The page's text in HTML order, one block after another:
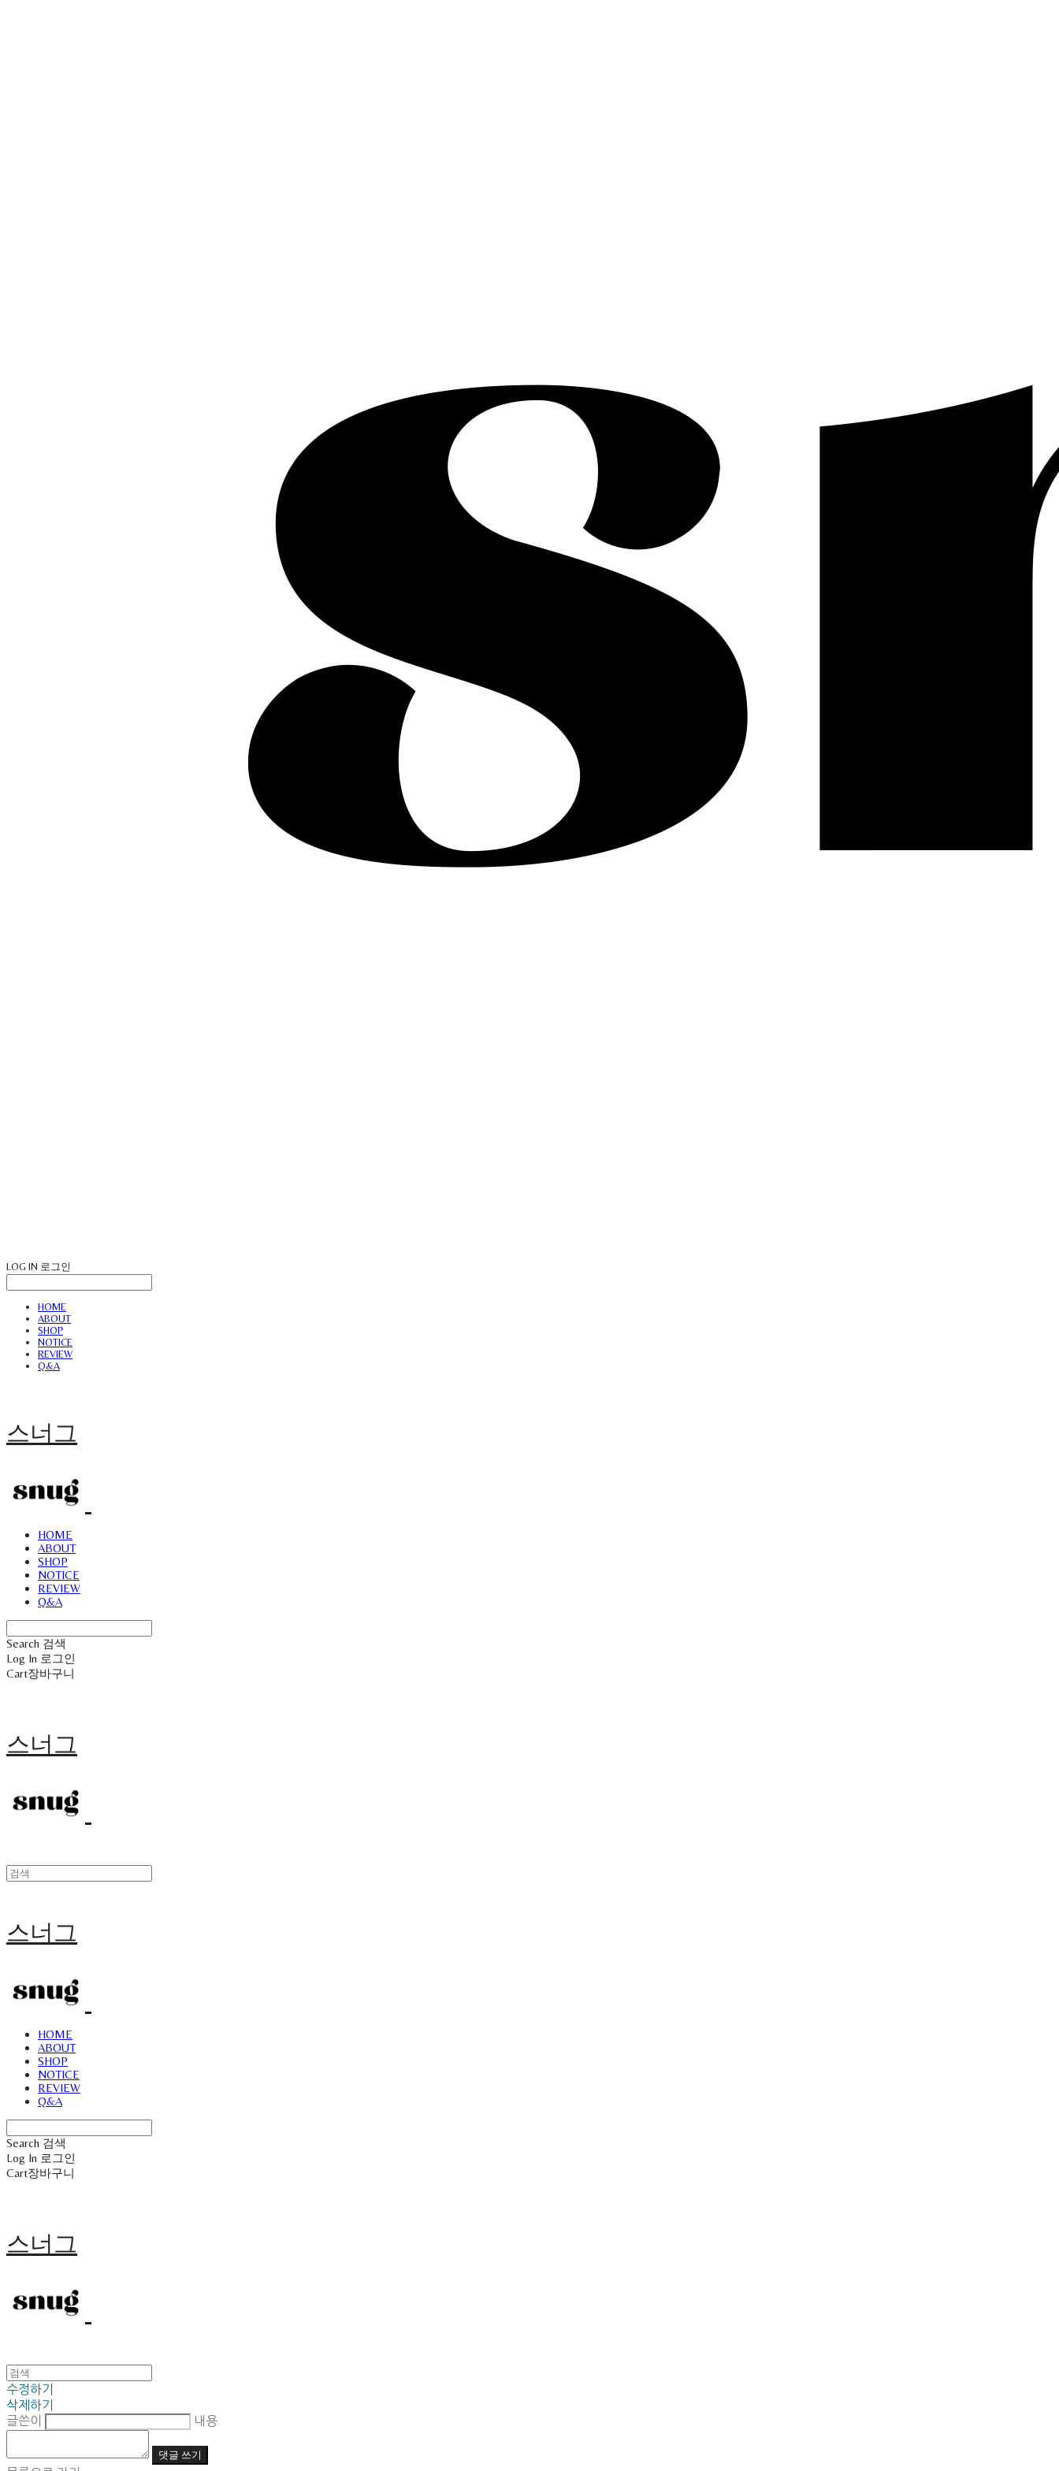
LOG IN 로그인
HOME
ABOUT
SHOP
NOTICE
REVIEW
Q&A
스너그
HOME
ABOUT
SHOP
NOTICE
REVIEW
Q&A
Search 검색
Log In 로그인
Cart장바구니
스너그
스너그
HOME
ABOUT
SHOP
NOTICE
REVIEW
Q&A
Search 검색
Log In 로그인
Cart장바구니
스너그
수정하기
삭제하기
글쓴이
내용
댓글 쓰기